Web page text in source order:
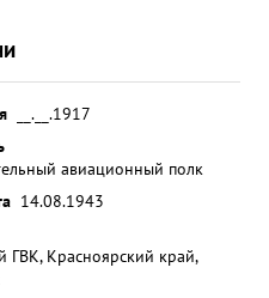
__.__.1917
авиационный полк
14.08.1943
ГВК, Красноярский край,